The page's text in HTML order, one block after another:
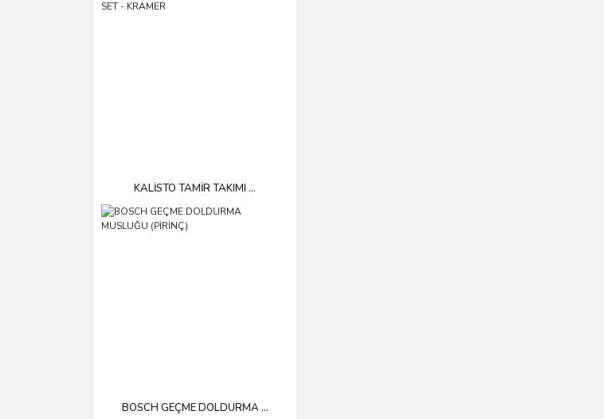
KALİSTO TAMİR TAKIMI ...
BOSCH GEÇME DOLDURMA ...